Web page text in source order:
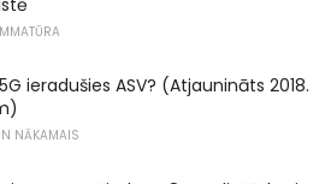
ieradušies ASV? (Atjaunināts 2018.
NĀKAMAIS